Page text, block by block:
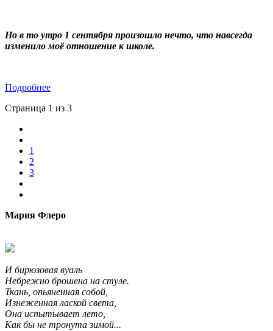
Но в то утро 1 сентября произошло нечто, что навсегда
изменило моё отношение к школе.
Подробнее
Страница 1 из 3
1
2
3
Мария Флеро
И бирюзовая вуаль
Небрежно брошена на стуле.
Ткань, опьяненная собой,
Изнеженная лаской света,
Она испытывает лето,
Как бы не тронута зимой...